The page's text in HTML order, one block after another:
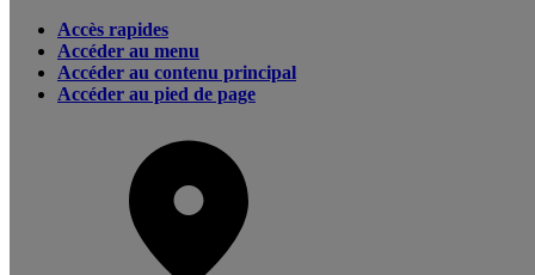
Accès rapides
Accéder au menu
Accéder au contenu principal
Accéder au pied de page